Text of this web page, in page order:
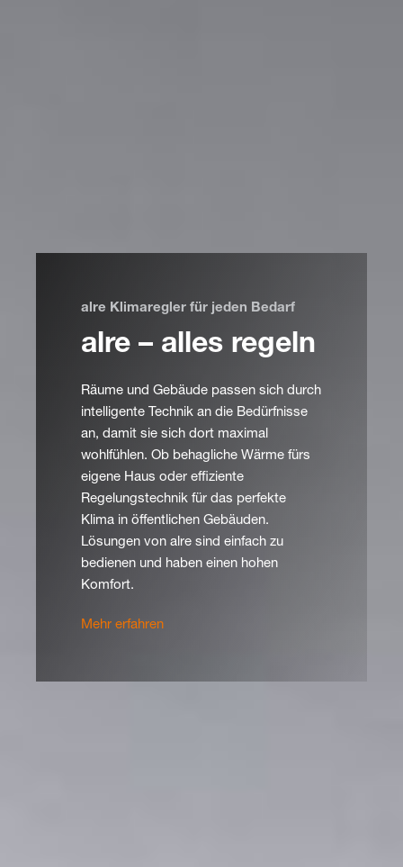
alre Klimaregler für jeden Bedarf
alre – alles regeln
Räume und Gebäude passen sich durch
intelligente Technik an die Bedürfnisse
an, damit sie sich dort maximal
wohlfühlen. Ob behagliche Wärme fürs
eigene Haus oder effiziente
Regelungstechnik für das perfekte
Klima in öffentlichen Gebäuden.
Lösungen von alre sind einfach zu
bedienen und haben einen hohen
Komfort.
Mehr erfahren